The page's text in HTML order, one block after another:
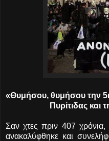
«Θυμήσου, θυμήσου την
Πυρίτιδας και
Σαν χτες πριν 407
ανακαλύφθηκε και